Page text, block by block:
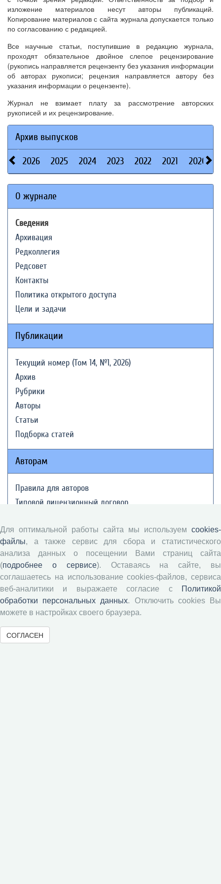
изложение материалов несут авторы публикаций.
Копирование материалов с сайта журнала допускается только
по согласованию с редакцией.
Все научные статьи, поступившие в редакцию журнала,
проходят обязательное двойное слепое рецензирование
(рукопись направляется рецензенту без указания информации
об авторах рукописи; рецензия направляется автору без
указания информации о рецензенте).
Журнал не взимает плату за рассмотрение авторских
рукописей и их рецензирование.
Архив выпусков
2026 2025 2024 2023 2022 2021 2020
О журнале
Сведения
Архивация
Редколлегия
Редсовет
Контакты
Политика открытого доступа
Цели и задачи
Публикации
Текущий номер (Том 14, №1, 2026)
Архив
Рубрики
Авторы
Статьи
Подборка статей
Авторам
Правила для авторов
Типовой лицензионный договор
Согласие на обработку персональных данных
Авторские права
Рецензентам
Памятка рецензенту
Положение о рецензировании
Форма рецензии
Для оптимальной работы сайта мы используем cookies-
файлы, а также сервис для сбора и статистического
анализа данных о посещении Вами страниц сайта
(подробнее о сервисе). Оставаясь на сайте, вы
соглашаетесь на использование cookies-файлов, сервиса
веб-аналитики и выражаете согласие с
Политикой
обработки персональных данных. Отключить cookies Вы
можете в настройках своего браузера.
СОГЛАСЕН